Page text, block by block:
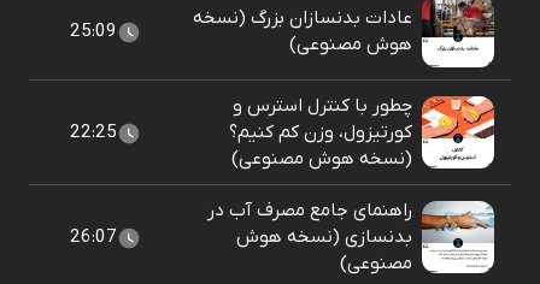
عادات بدنسازان بزرگ (نسخه
هوش مصنوعی)
25:09
چطور با کنترل استرس و
کورتیزول، وزن کم کنیم؟
(نسخه هوش مصنوعی)
22:25
راهنمای جامع مصرف آب در
بدنسازی (نسخه هوش
مصنوعی)
26:07